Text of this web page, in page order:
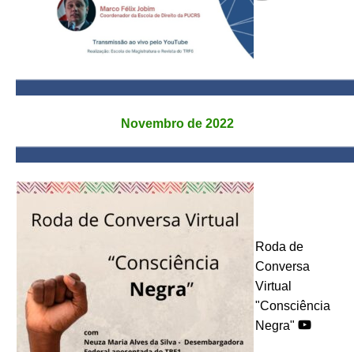
Novembro de 2022
Roda de
Conversa
Virtual
"Consciência
Negra"